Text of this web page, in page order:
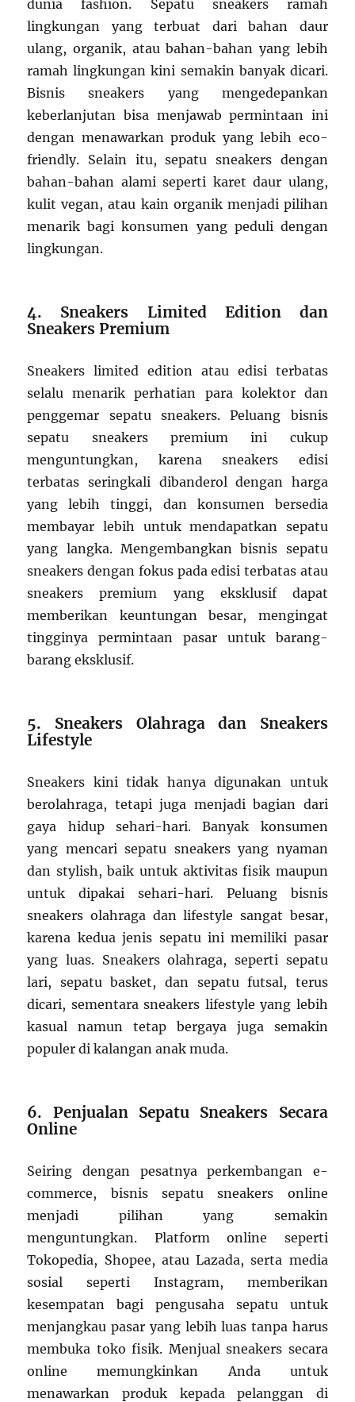
dunia fashion. Sepatu sneakers ramah
lingkungan yang terbuat dari bahan daur
ulang, organik, atau bahan-bahan yang lebih
ramah lingkungan kini semakin banyak dicari.
Bisnis sneakers yang mengedepankan
keberlanjutan bisa menjawab permintaan ini
dengan menawarkan produk yang lebih eco-
friendly. Selain itu, sepatu sneakers dengan
bahan-bahan alami seperti karet daur ulang,
kulit vegan, atau kain organik menjadi pilihan
menarik bagi konsumen yang peduli dengan
lingkungan.
4. Sneakers Limited Edition dan
Sneakers Premium
Sneakers limited edition atau edisi terbatas
selalu menarik perhatian para kolektor dan
penggemar sepatu sneakers. Peluang bisnis
sepatu sneakers premium ini cukup
menguntungkan, karena sneakers edisi
terbatas seringkali dibanderol dengan harga
yang lebih tinggi, dan konsumen bersedia
membayar lebih untuk mendapatkan sepatu
yang langka. Mengembangkan bisnis sepatu
sneakers dengan fokus pada edisi terbatas atau
sneakers premium yang eksklusif dapat
memberikan keuntungan besar, mengingat
tingginya permintaan pasar untuk barang-
barang eksklusif.
5. Sneakers Olahraga dan Sneakers
Lifestyle
Sneakers kini tidak hanya digunakan untuk
berolahraga, tetapi juga menjadi bagian dari
gaya hidup sehari-hari. Banyak konsumen
yang mencari sepatu sneakers yang nyaman
dan stylish, baik untuk aktivitas fisik maupun
untuk dipakai sehari-hari. Peluang bisnis
sneakers olahraga dan lifestyle sangat besar,
karena kedua jenis sepatu ini memiliki pasar
yang luas. Sneakers olahraga, seperti sepatu
lari, sepatu basket, dan sepatu futsal, terus
dicari, sementara sneakers lifestyle yang lebih
kasual namun tetap bergaya juga semakin
populer di kalangan anak muda.
6. Penjualan Sepatu Sneakers Secara
Online
Seiring dengan pesatnya perkembangan e-
commerce, bisnis sepatu sneakers online
menjadi pilihan yang semakin
menguntungkan. Platform online seperti
Tokopedia, Shopee, atau Lazada, serta media
sosial seperti Instagram, memberikan
kesempatan bagi pengusaha sepatu untuk
menjangkau pasar yang lebih luas tanpa harus
membuka toko fisik. Menjual sneakers secara
online memungkinkan Anda untuk
menawarkan produk kepada pelanggan di